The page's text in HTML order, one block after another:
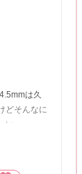
は久
どそんなに
。
いのが嬉